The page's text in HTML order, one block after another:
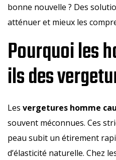
bonne nouvelle ? Des
atténuer et mieux les
Pourquoi les
ils des
Les vergetures homme
souvent méconnues. Ces
peau subit un étirement
d’élasticité naturelle. Chez